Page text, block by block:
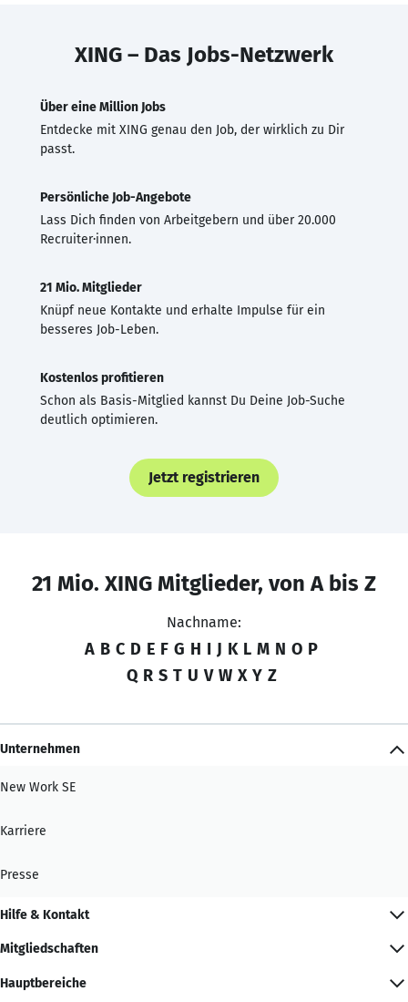
XING – Das Jobs-Netzwerk
Über eine Million Jobs
Entdecke mit XING genau den Job, der wirklich zu Dir
passt.
Persönliche Job-Angebote
Lass Dich finden von Arbeitgebern und über 20.000
Recruiter·innen.
21 Mio. Mitglieder
Knüpf neue Kontakte und erhalte Impulse für ein
besseres Job-Leben.
Kostenlos profitieren
Schon als Basis-Mitglied kannst Du Deine Job-Suche
deutlich optimieren.
Jetzt registrieren
21 Mio. XING Mitglieder, von A bis Z
Nachname:
A B C D E F G H I J K L M N O P
Q R S T U V W X Y Z
Unternehmen
New Work SE
Karriere
Presse
Hilfe & Kontakt
Mitgliedschaften
Hauptbereiche